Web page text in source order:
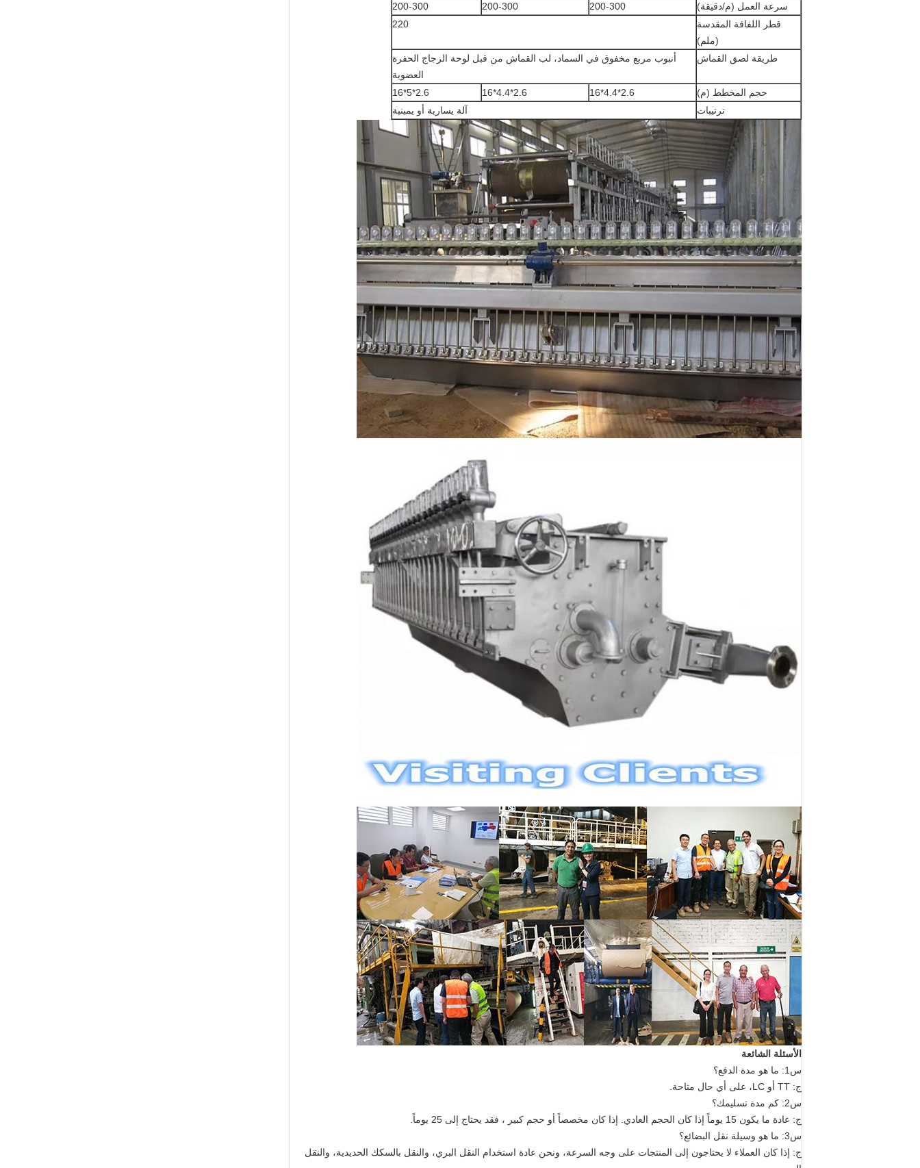
سرعة العمل (م/دقيقة)
200-300
200-300
200-300
قطر اللفافة المقدسة
(ملم)
220
طريقة لصق القماش
أنبوب مربع مخفوق في السماد، لب القماش من قبل لوحة الزجاج الحفرة
العضوية
حجم المخطط (م)
2.6*4.4*16
2.6*4.4*16
2.6*5*16
ترتيبات
آلة يسارية أو يمينية
الأسئلة الشائعة
س1: ما هو مدة الدفع؟
ج: TT أو LC، على أي حال متاحة.
س2: كم مدة تسليمك؟
ج: عادة ما يكون 15 يوماً إذا كان الحجم العادي. إذا كان مخصصاً أو حجم كبير ، فقد يحتاج إلى 25 يوماً.
س3: ما هو وسيلة نقل البضائع؟
ج: إذا كان العملاء لا يحتاجون إلى المنتجات على وجه السرعة، ونحن عادة استخدام النقل البري، والنقل بالسكك الحديدية، والنقل